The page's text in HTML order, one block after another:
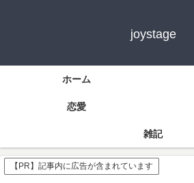
joystage
ホーム
恋愛
雑記
【PR】記事内に広告が含まれています